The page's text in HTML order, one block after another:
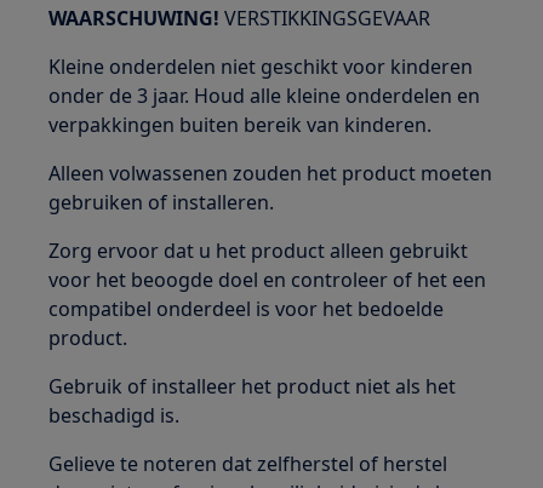
WAARSCHUWING! VERSTIKKINGSGEVAAR
Kleine onderdelen niet geschikt voor kinderen
onder de 3 jaar. Houd alle kleine onderdelen en
verpakkingen buiten bereik van kinderen.
Alleen volwassenen zouden het product moeten
gebruiken of installeren.
Zorg ervoor dat u het product alleen gebruikt
voor het beoogde doel en controleer of het een
compatibel onderdeel is voor het bedoelde
product.
Gebruik of installeer het product niet als het
beschadigd is.
Gelieve te noteren dat zelfherstel of herstel